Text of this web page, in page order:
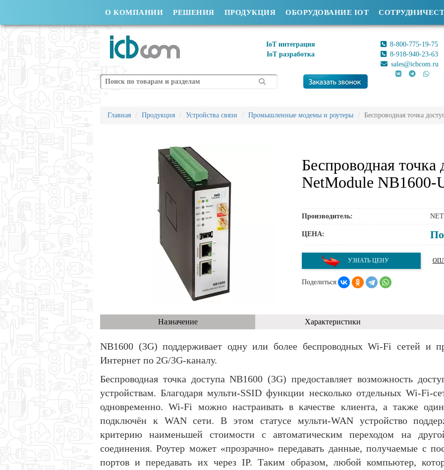
О КОМПАНИИ РЕШЕНИЯ ПРОДУКЦИЯ ОБОРУДОВАНИЕ IOT
IoT интеграция
IoT разработка
Поиск
8-800-775-19-75
8-918-940-23-63
sales@icbcom.ru
Главная Продукция Устройства связи Промышленные модемы и роутеры Беспроводная точка
Беспроводная точка
NetModule NB1600-
Производитель:
ЦЕНА: По
УЗНАТЬ ЦЕНУ
Поделиться:
Назначение Характеристики
NB1600 (3G) поддерживает одну или более беспроводных Wi-Fi сетей и
Интернет по 2G/3G-каналу.
Беспроводная точка доступа NB1600 (3G) предоставляет возможность
устройствам. Благодаря мульти-SSID функции несколько отдельных Wi-Fi-
одновременно. Wi-Fi можно настраивать в качестве клиента, а также
подключён к WAN сети. В этом статусе мульти-WAN устройство
критерию наименьшей стоимости с автоматическим переходом на
соединения. Роутер может «прозрачно» передавать данные, получаемые с
портов и передавать их через IP. Таким образом, любой компьютер,